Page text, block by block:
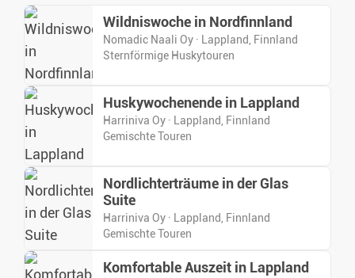
Wildniswoche in Nordfinnland
Nomadic Naali Oy · Lappland, Finnland
Sternförmige Huskytouren
Huskywochenende in Lappland
Harriniva Oy · Lappland, Finnland
Gemischte Touren
Nordlichterträume in der Glas
Suite
Harriniva Oy · Lappland, Finnland
Gemischte Touren
Komfortable Auszeit in Lappland